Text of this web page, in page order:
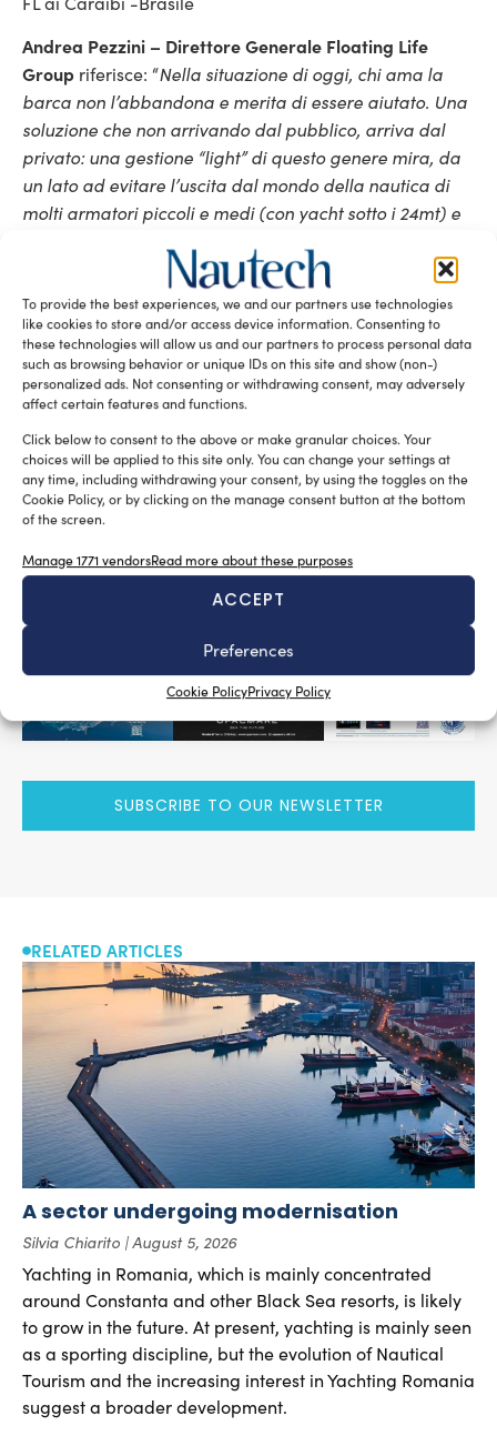
To provide the best experiences, we and our partners use technologies
like cookies to store and/or access device information. Consenting to
these technologies will allow us and our partners to process personal data
such as browsing behavior or unique IDs on this site and show (non-)
personalized ads. Not consenting or withdrawing consent, may adversely
affect certain features and functions.
Click below to consent to the above or make granular choices. Your
choices will be applied to this site only. You can change your settings at
any time, including withdrawing your consent, by using the toggles on the
Cookie Policy, or by clicking on the manage consent button at the bottom
of the screen.
Manage 1771 vendorsRead more about these purposes
ACCEPT
Preferences
Cookie PolicyPrivacy Policy
Andrea Pezzini – Direttore Generale Floating Life
Group riferisce: “Nella situazione di oggi, chi ama la
barca non l’abbandona e merita di essere aiutato. Una
soluzione che non arrivando dal pubblico, arriva dal
privato: una gestione “light” di questo genere mira, da
un lato ad evitare l’uscita dal mondo della nautica di
molti armatori piccoli e medi (con yacht sotto i 24mt) e
parti inesplorate dei nostri business”. Ed ancora: “Per
società innovative – come da sempre è Floating Life – è
sempre necessario trovare meccanismi nuovi e
bivalenti, che portano alla tutela del cliente e del
proprio business oltre che all’evoluzione del settore
stesso“.
Tag: Andrea Pezzini
Floating Life
Mini Yacht Management
READ THE MAGAZINE
SUBSCRIBE TO OUR NEWSLETTER
RELATED ARTICLES
A sector undergoing modernisation
Silvia Chiarito August 5, 2026
Yachting in Romania, which is mainly concentrated
around Constanta and other Black Sea resorts, is likely
to grow in the future. At present, yachting is mainly seen
as a sporting discipline, but the evolution of Nautical
Tourism and the increasing interest in Yachting Romania
suggest a broader development.